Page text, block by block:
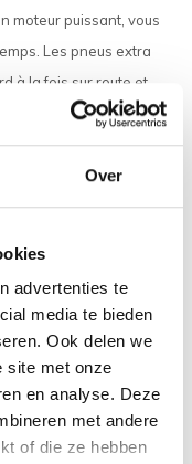
Over
advertenties te
media te bieden
Ook delen we
site met onze
en analyse. Deze
met andere
of die ze hebben
moteur puissant, vous
Les pneus extra
à la fois sur route et
effort dans le vent et les
Shimano et de 9
votre camping-car ou
visiter notre salle
même.